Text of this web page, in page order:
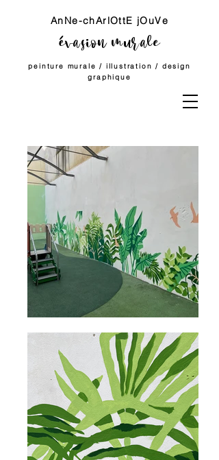
AnNe-chArlOttE jOuVe
évasion murale
peinture murale / illustration / design
graphique